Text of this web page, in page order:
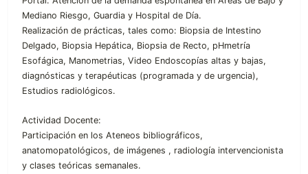
Mediano Riesgo, Guardia y Hospital de Día.
Realización de prácticas, tales como: Biopsia de Intestino
Delgado, Biopsia Hepática, Biopsia de Recto, pHmetría
Esofágica, Manometrias, Video Endoscopías altas y bajas,
diagnósticas y terapéuticas (programada y de urgencia),
Estudios radiológicos.
Actividad Docente:
Participación en los Ateneos bibliográficos,
anatomopatológicos, de imágenes , radiología intervencionista
y clases teóricas semanales.